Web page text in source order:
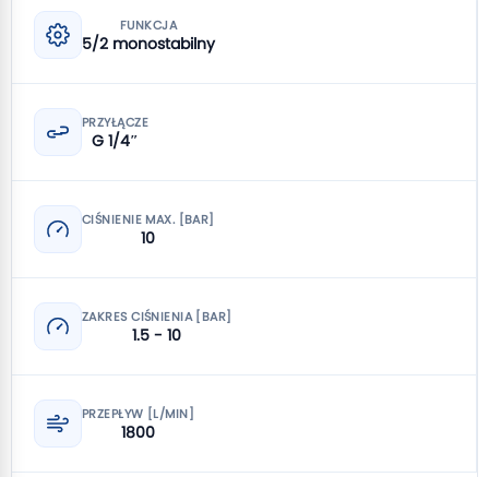
FUNKCJA
5/2 monostabilny
PRZYŁĄCZE
G 1/4″
CIŚNIENIE MAX. [BAR]
10
ZAKRES CIŚNIENIA [BAR]
1.5 - 10
PRZEPŁYW [L/MIN]
1800